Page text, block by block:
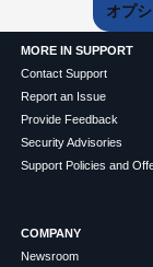
オプ
MORE IN SUPPORT
Contact Support
Report an Issue
Provide Feedback
Security Advisories
Support Policies and
COMPANY
Newsroom